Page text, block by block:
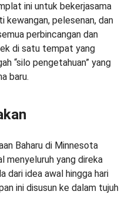
ini untuk bekerjasama
kewangan, pelesenan, dan
perbincangan dan
di satu tempat yang
“silo pengetahuan” yang
baru.
Baharu di Minnesota
menyeluruh yang direka
dari idea awal hingga hari
ini disusun ke dalam tujuh